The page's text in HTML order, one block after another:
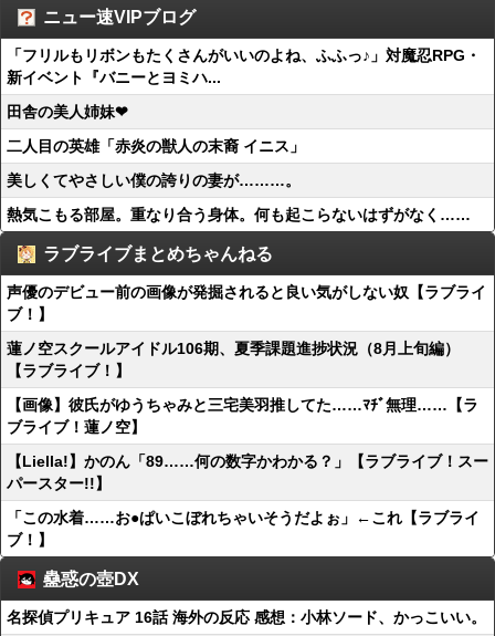
ニュー速VIPブログ
「フリルもリボンもたくさんがいいのよね、ふふっ♪」対魔忍RPG・
新イベント『バニーとヨミハ...
田舎の美人姉妹❤
二人目の英雄「赤炎の獣人の末裔 イニス」
美しくてやさしい僕の誇りの妻が………。
熱気こもる部屋。重なり合う身体。何も起こらないはずがなく……
ラブライブまとめちゃんねる
声優のデビュー前の画像が発掘されると良い気がしない奴【ラブライ
ブ！】
蓮ノ空スクールアイドル106期、夏季課題進捗状況（8月上旬編）
【ラブライブ！】
【画像】彼氏がゆうちゃみと三宅美羽推してた……ﾏﾁﾞ無理……【ラ
ブライブ！蓮ノ空】
【Liella!】かのん「89……何の数字かわかる？」【ラブライブ！スー
パースター!!】
「この水着……お●ぱいこぼれちゃいそうだよぉ」←これ【ラブライ
ブ！】
蠱惑の壺DX
名探偵プリキュア 16話 海外の反応 感想：小林ソード、かっこいい。